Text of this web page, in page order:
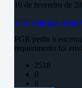
10 de fevereiro de
STF vota por
PGR pediu o
requerimento foi
2518
0
0